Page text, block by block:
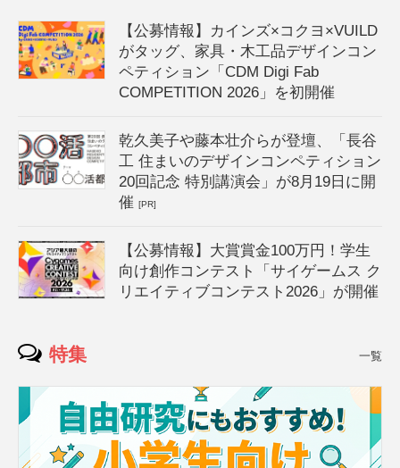
【公募情報】カインズ×コクヨ×VUILD
がタッグ、家具・木工品デザインコン
ペティション「CDM Digi Fab
COMPETITION 2026」を初開催
乾久美子や藤本壮介らが登壇、「長谷
工 住まいのデザインコンペティション
20回記念 特別講演会」が8月19日に開
催[PR]
【公募情報】大賞賞金100万円！学生
向け創作コンテスト「サイゲームス ク
リエイティブコンテスト2026」が開催
特集 一覧